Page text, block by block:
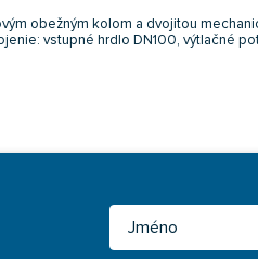
obežným kolom a dvojitou
vstupné hrdlo DN100, výtlačné
Jméno